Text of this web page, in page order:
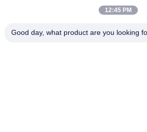
China Goede kwaliteit Het
metaalkoepel Auteursrecht © -2026
Technology Co., Ltd Alle rechten
12:45 PM
Good day, what product are you looking